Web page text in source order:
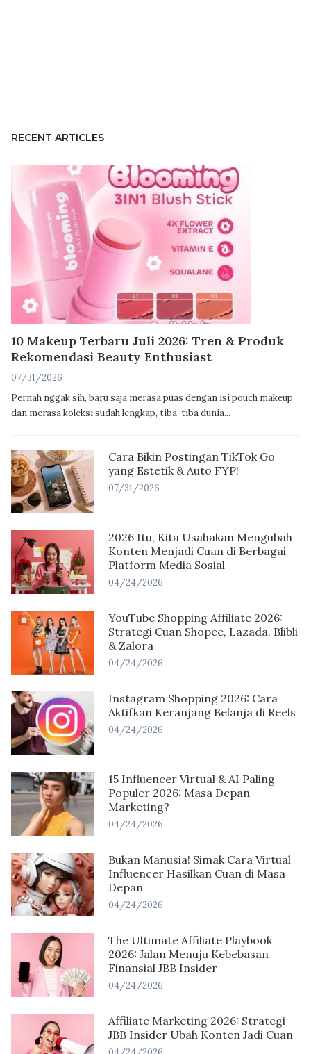
RECENT ARTICLES
10 Makeup Terbaru Juli 2026: Tren & Produk
Rekomendasi Beauty Enthusiast
07/31/2026
Pernah nggak sih, baru saja merasa puas dengan isi pouch makeup
dan merasa koleksi sudah lengkap, tiba-tiba dunia...
Cara Bikin Postingan TikTok Go
yang Estetik & Auto FYP!
07/31/2026
2026 Itu, Kita Usahakan Mengubah
Konten Menjadi Cuan di Berbagai
Platform Media Sosial
04/24/2026
YouTube Shopping Affiliate 2026:
Strategi Cuan Shopee, Lazada, Blibli
& Zalora
04/24/2026
Instagram Shopping 2026: Cara
Aktifkan Keranjang Belanja di Reels
04/24/2026
15 Influencer Virtual & AI Paling
Populer 2026: Masa Depan
Marketing?
04/24/2026
Bukan Manusia! Simak Cara Virtual
Influencer Hasilkan Cuan di Masa
Depan
04/24/2026
The Ultimate Affiliate Playbook
2026: Jalan Menuju Kebebasan
Finansial JBB Insider
04/24/2026
Affiliate Marketing 2026: Strategi
JBB Insider Ubah Konten Jadi Cuan